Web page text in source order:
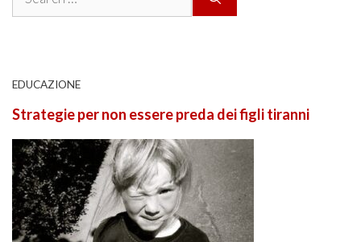
EDUCAZIONE
Strategie per non essere preda dei figli tiranni